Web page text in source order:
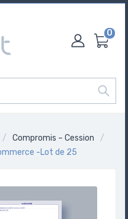
0
Compromis – Cession
-Lot de 25